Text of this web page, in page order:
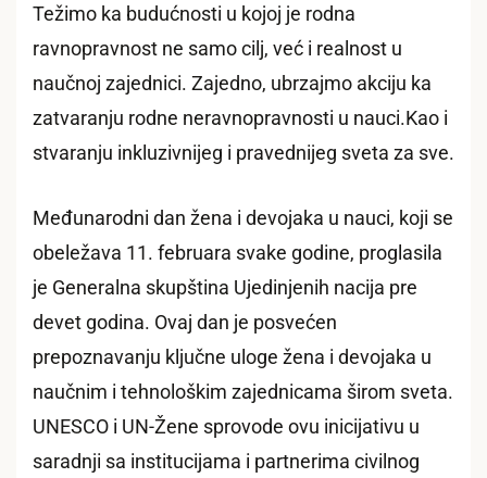
Težimo ka budućnosti u kojoj je rodna
ravnopravnost ne samo cilj, već i realnost u
naučnoj zajednici. Zajedno, ubrzajmo akciju ka
zatvaranju rodne neravnopravnosti u nauci.Kao i
stvaranju inkluzivnijeg i pravednijeg sveta za sve.
Međunarodni dan žena i devojaka u nauci, koji se
obeležava 11. februara svake godine, proglasila
je Generalna skupština Ujedinjenih nacija pre
devet godina. Ovaj dan je posvećen
prepoznavanju ključne uloge žena i devojaka u
naučnim i tehnološkim zajednicama širom sveta.
UNESCO i UN-Žene sprovode ovu inicijativu u
saradnji sa institucijama i partnerima civilnog